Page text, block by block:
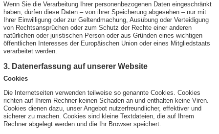
Wenn Sie die Verarbeitung Ihrer personenbezogenen Daten eingeschränkt
haben, dürfen diese Daten – von ihrer Speicherung abgesehen – nur mit
Ihrer Einwilligung oder zur Geltendmachung, Ausübung oder Verteidigung
von Rechtsansprüchen oder zum Schutz der Rechte einer anderen
natürlichen oder juristischen Person oder aus Gründen eines wichtigen
öffentlichen Interesses der Europäischen Union oder eines Mitgliedstaats
verarbeitet werden.
3. Datenerfassung auf unserer Website
Cookies
Die Internetseiten verwenden teilweise so genannte Cookies. Cookies
richten auf Ihrem Rechner keinen Schaden an und enthalten keine Viren.
Cookies dienen dazu, unser Angebot nutzerfreundlicher, effektiver und
sicherer zu machen. Cookies sind kleine Textdateien, die auf Ihrem
Rechner abgelegt werden und die Ihr Browser speichert.